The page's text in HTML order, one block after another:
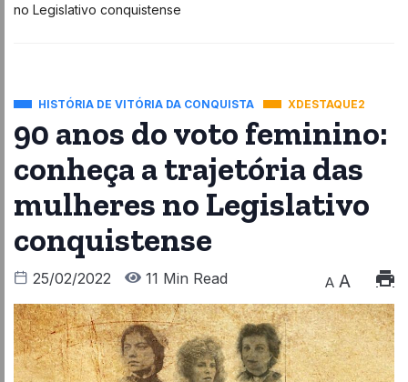
no Legislativo conquistense
HISTÓRIA DE VITÓRIA DA CONQUISTA XDESTAQUE2
90 anos do voto feminino:
conheça a trajetória das
mulheres no Legislativo
conquistense
25/02/2022 11 Min Read A A